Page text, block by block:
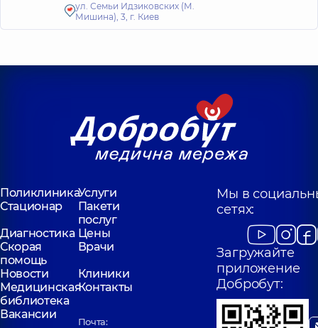
ул. Семьи Идзиковских (М.
Мишина), 3, г. Киев
ПоликлиникаУслуги
Стационар
Пакети
послуг
Диагностика Цены
Скорая
помощь
Врачи
Новости
Клиники
Медицинская
библиотека
Контакты
Вакансии
Почта:
Мы в
сетях:
Загружайте
приложение
Добробут: